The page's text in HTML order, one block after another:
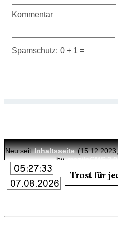
Kommentar
Spamschutz: 0 + 1 =
Neu seitInhaltsseite
bymoziloCMS 2.0